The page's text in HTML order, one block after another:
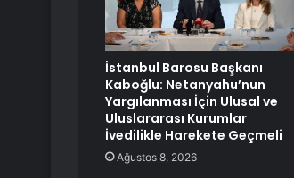
İstanbul Barosu Başkanı
Kaboğlu: Netanyahu’nun
Yargılanması İçin Ulusal ve
Uluslararası Kurumlar
İvedilikle Harekete Geçmeli
Ağustos 8, 2026